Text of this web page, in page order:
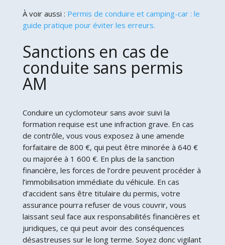
À voir aussi : Permis de conduire et camping-car : le
guide pratique pour éviter les erreurs.
Sanctions en cas de
conduite sans permis
AM
Conduire un cyclomoteur sans avoir suivi la
formation requise est une infraction grave. En cas
de contrôle, vous vous exposez à une amende
forfaitaire de 800 €, qui peut être minorée à 640 €
ou majorée à 1 600 €. En plus de la sanction
financière, les forces de l’ordre peuvent procéder à
l’immobilisation immédiate du véhicule. En cas
d’accident sans être titulaire du permis, votre
assurance pourra refuser de vous couvrir, vous
laissant seul face aux responsabilités financières et
juridiques, ce qui peut avoir des conséquences
désastreuses sur le long terme. Soyez donc vigilant